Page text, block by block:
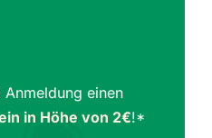
Anmeldung einen
in Höhe von 2€!*